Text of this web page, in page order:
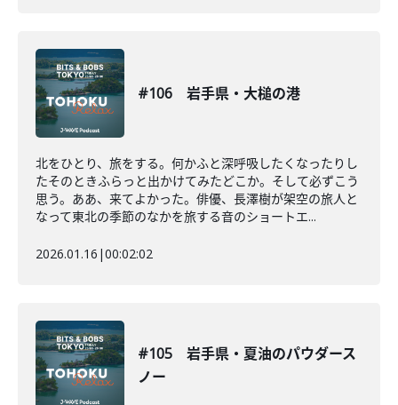
#106 岩手県・大槌の港
北をひとり、旅をする。何かふと深呼吸したくなったりし
たそのときふらっと出かけてみたどこか。そして必ずこう
思う。ああ、来てよかった。俳優、長澤樹が架空の旅人と
なって東北の季節のなかを旅する音のショートエ...
2026.01.16 |00:02:02
#105 岩手県・夏油のパウダース
ノー